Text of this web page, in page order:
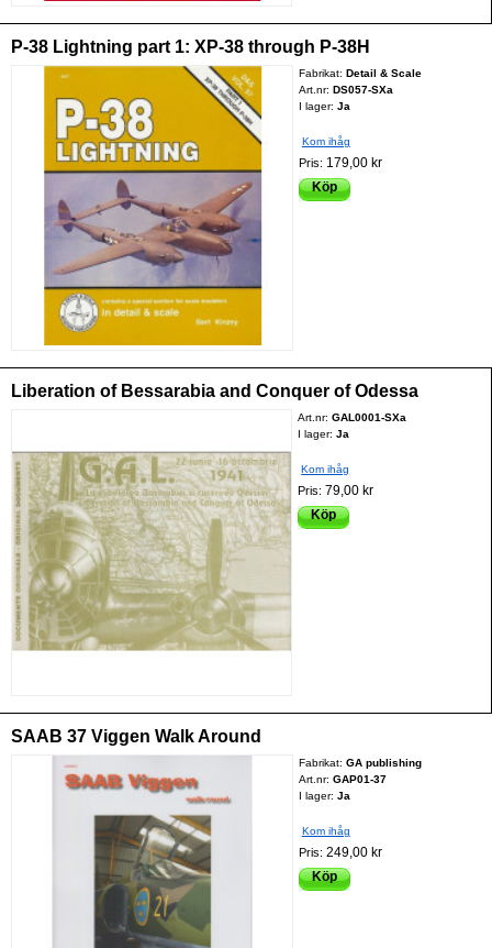
P-38 Lightning part 1: XP-38 through P-38H
Fabrikat: Detail & Scale
Art.nr: DS057-SXa
I lager: Ja
Kom ihåg
Pris: 179,00 kr
Köp
Liberation of Bessarabia and Conquer of Odessa
Art.nr:GAL0001-SXa
I lager: Ja
Kom ihåg
Pris: 79,00 kr
Köp
SAAB 37 Viggen Walk Around
Fabrikat: GA publishing
Art.nr: GAP01-37
I lager: Ja
Kom ihåg
Pris: 249,00 kr
Köp